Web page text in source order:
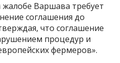
жалобе Варшава требует
соглашения до
что соглашение
процедур и
фермеров».